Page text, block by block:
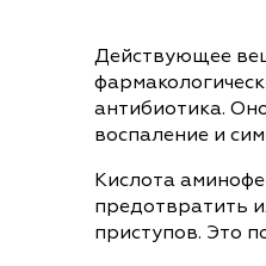
Действующее
антибиотика.
воспаление и
Кислота
предотвратить
приступов. Это